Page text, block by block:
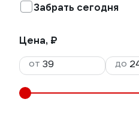
Забрать сегодня
Цена, ₽
от
до